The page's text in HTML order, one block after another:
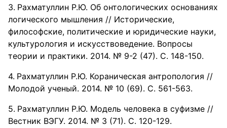
Рахматуллин Р.Ю. Об онтологических основаниях
логического мышления // Исторические,
философские, политические и юридические науки,
культурология и искусствоведение. Вопросы
теории и практики. 2014. № 9-2 (47). С. 148-150.
Рахматуллин Р.Ю. Кораническая антропология //
Молодой ученый. 2014. № 10 (69). С. 561-563.
Рахматуллин Р.Ю. Модель человека в суфизме //
Вестник ВЭГУ. 2014. № 3 (71). С. 120-129.